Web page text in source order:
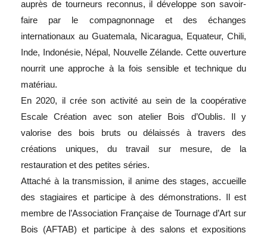
auprès de tourneurs reconnus, il développe son savoir-
faire par le compagnonnage et des échanges
internationaux au Guatemala, Nicaragua, Equateur, Chili,
Inde, Indonésie, Népal, Nouvelle Zélande. Cette ouverture
nourrit une approche à la fois sensible et technique du
matériau.
En 2020, il crée son activité au sein de la coopérative
Escale Création avec son atelier Bois d’Oublis. Il y
valorise des bois bruts ou délaissés à travers des
créations uniques, du travail sur mesure, de la
restauration et des petites séries.
Attaché à la transmission, il anime des stages, accueille
des stagiaires et participe à des démonstrations. Il est
membre de l’Association Française de Tournage d’Art sur
Bois (AFTAB) et participe à des salons et expositions